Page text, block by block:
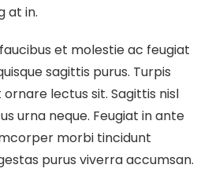
at in.
et molestie ac feugiat
sagittis purus. Turpis
lectus sit. Sagittis nisl
urna neque. Feugiat in ante
morbi tincidunt
purus viverra accumsan.